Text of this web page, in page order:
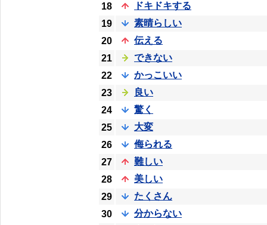
18
ドキドキする
19
素晴らしい
20
伝える
21
できない
22
かっこいい
23
良い
24
驚く
25
大変
26
侮られる
27
難しい
28
美しい
29
たくさん
30
分からない